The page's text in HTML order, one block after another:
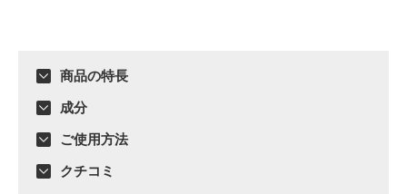
商品の特長
成分
ご使用方法
クチコミ